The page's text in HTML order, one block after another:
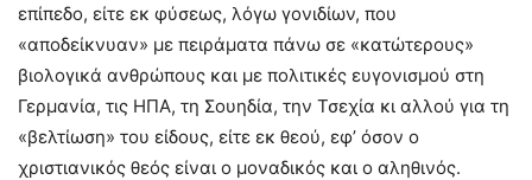
επίπεδο, είτε εκ φύσεως, λόγω γονιδίων, που
«αποδείκνυαν» με πειράματα πάνω σε «κατώτερους»
βιολογικά ανθρώπους και με πολιτικές ευγονισμού στη
Γερμανία, τις ΗΠΑ, τη Σουηδία, την Τσεχία κι αλλού για τη
«βελτίωση» του είδους, είτε εκ θεού, εφ’ όσον ο
χριστιανικός θεός είναι ο μοναδικός και ο αληθινός.